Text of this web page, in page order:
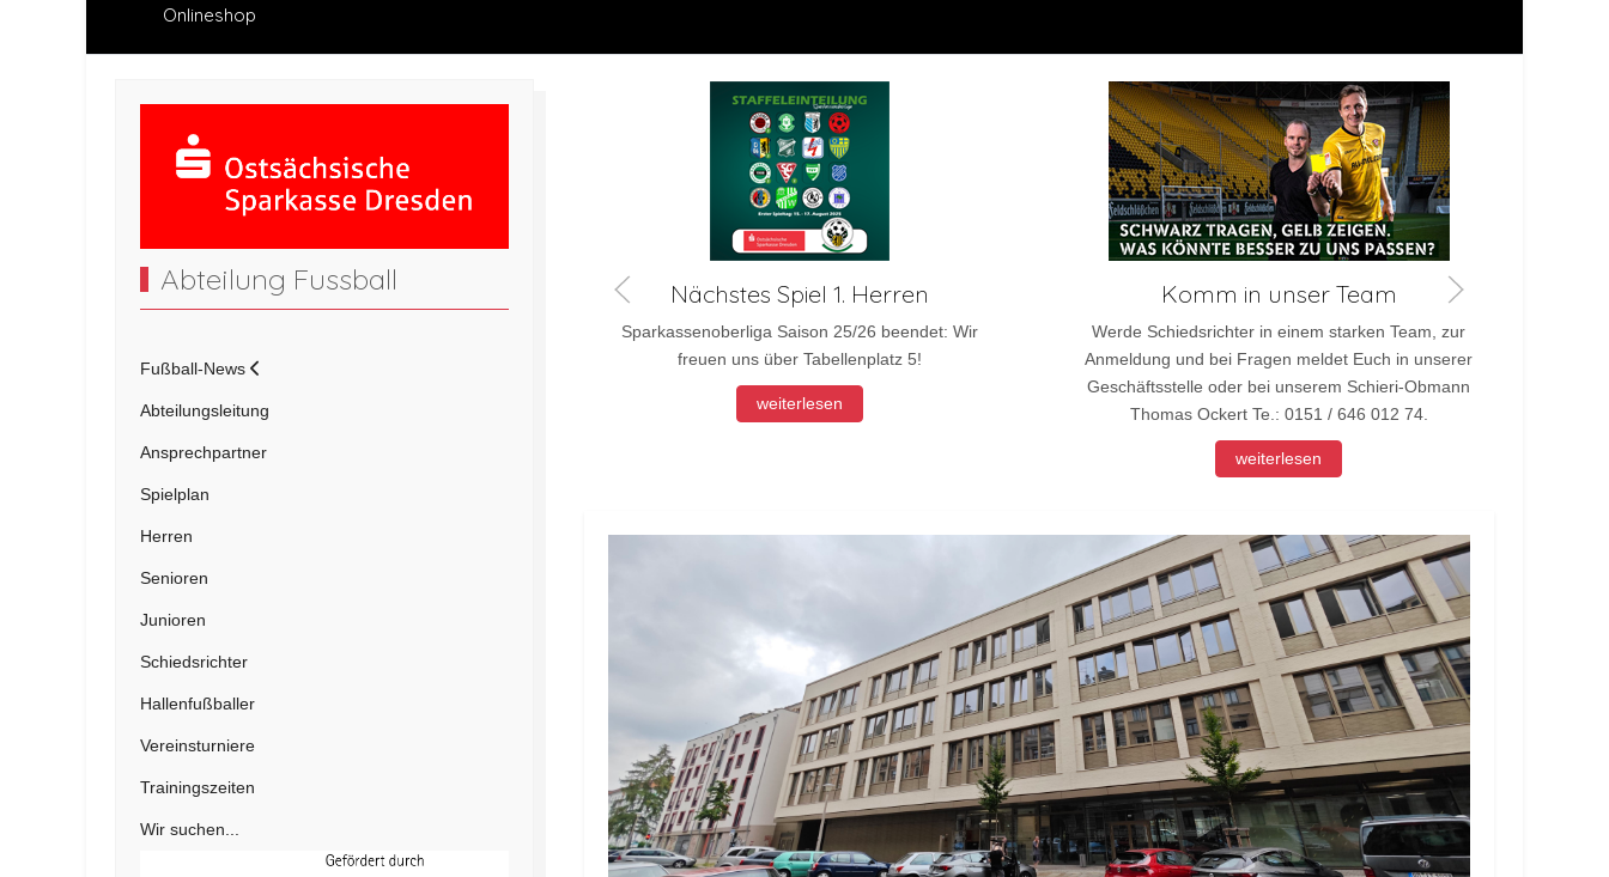
Onlineshop
Abteilung Fussball
Fußball-News
Abteilungsleitung
Ansprechpartner
Spielplan
Herren
Senioren
Junioren
Schiedsrichter
Hallenfußballer
Vereinsturniere
Trainingszeiten
Wir suchen...
Nächstes Spiel 1. Herren
freuen uns über Tabellenplatz 5!
Komm in unser Team
Werde Schiedsrichter in einem starken Team, zur
Anmeldung und bei Fragen meldet Euch in unserer
Geschäftsstelle oder bei unserem Schieri-Obmann
Thomas Ockert Te.: 0151 / 646 012 74.
Wir suchen Dich
Werde Jugendtrainer in einem stakten Team, zur
Anmeldung und bei Fragen meldet Euch in unserer
Geschäftsstelle